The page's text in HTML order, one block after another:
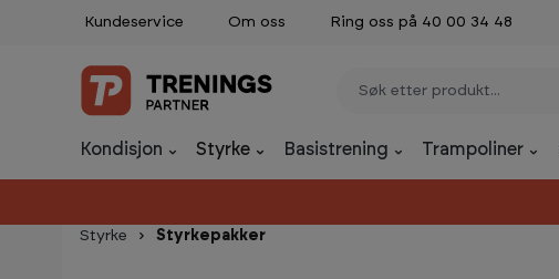
til innhold
Gå til navigasjon
Kundeservice Om oss Ring oss på 40 00 34 48
Kondisjon Styrke Basistrening Trampoliner
Styrke Styrkepakker